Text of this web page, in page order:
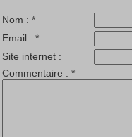
Nom : *
Email : *
Site internet :
Commentaire : *